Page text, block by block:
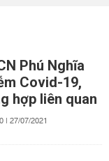
Phú Nghĩa
Covid-19,
hợp liên quan
| 27/07/2021